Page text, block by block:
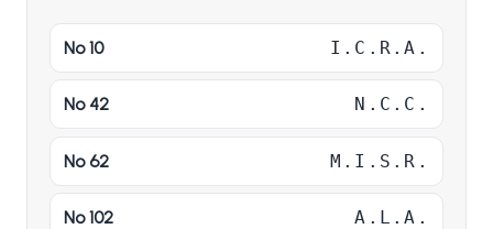
Nº 10 I.C.R.A.
Nº 42 N.C.C.
Nº 62 M.I.S.R.
Nº 102 A.L.A.